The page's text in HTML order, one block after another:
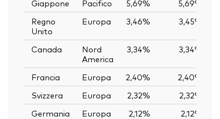
Giappone Pacifico 5,69%
5,69%
Regno
Unito
Europa 3,46% 3,45%
Canada
Nord
America
3,34% 3,34%
Francia Europa 2,40%
2,40%
Svizzera
Europa 2,32%
2,32%
Germania
Europa 2,12%
2,12%